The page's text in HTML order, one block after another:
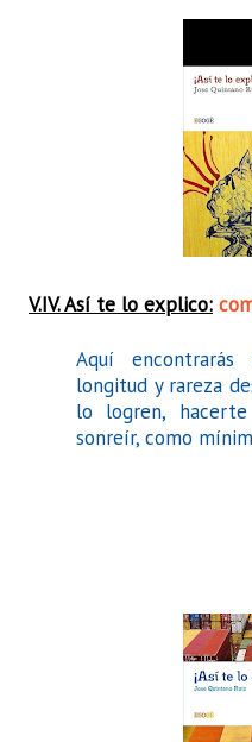
V.IV. Así te lo explico:
Aquí
longitud y rareza
lo logren,
sonreír, como